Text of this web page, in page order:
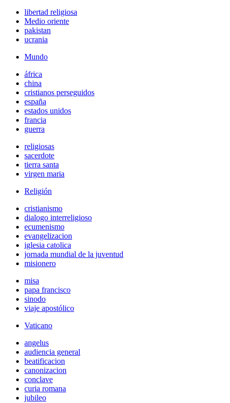
libertad religiosa
Medio oriente
pakistan
ucrania
Mundo
áfrica
china
cristianos perseguidos
españa
estados unidos
francia
guerra
religiosas
sacerdote
tierra santa
virgen maria
Religión
cristianismo
dialogo interreligioso
ecumenismo
evangelizacion
iglesia catolica
jornada mundial de la juventud
misionero
misa
papa francisco
sinodo
viaje apostólico
Vaticano
angelus
audiencia general
beatificacion
canonizacion
conclave
curia romana
jubileo